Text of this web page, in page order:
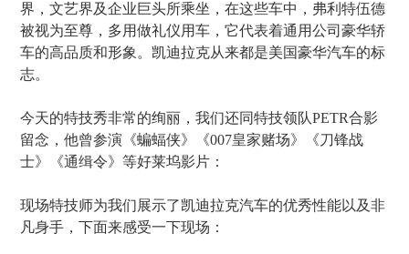
界，文艺界及企业巨头所乘坐，在这些车中，弗利特伍德
被视为至尊，多用做礼仪用车，它代表着通用公司豪华轿
车的高品质和形象。凯迪拉克从来都是美国豪华汽车的标
志。
今天的特技秀非常的绚丽，我们还同特技领队PETR合影
留念，他曾参演《蝙蝠侠》《007皇家赌场》《刀锋战
士》《通缉令》等好莱坞影片：
现场特技师为我们展示了凯迪拉克汽车的优秀性能以及非
凡身手，下面来感受一下现场：